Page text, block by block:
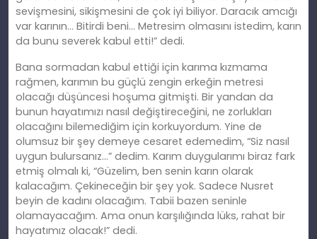
sevişmesini, sikişmesini de çok iyi biliyor. Daracık amcığı
var karının… Bitirdi beni… Metresim olmasını istedim, karın
da bunu severek kabul etti!” dedi.
Bana sormadan kabul ettiği için karıma kızmama
rağmen, karımın bu güçlü zengin erkeğin metresi
olacağı düşüncesi hoşuma gitmişti. Bir yandan da
bunun hayatımızı nasıl değiştireceğini, ne zorlukları
olacağını bilemediğim için korkuyordum. Yine de
olumsuz bir şey demeye cesaret edemedim, “Siz nasıl
uygun bulursanız…” dedim. Karım duygularımı biraz fark
etmiş olmalı ki, “Güzelim, ben senin karın olarak
kalacağım. Çekineceğin bir şey yok. Sadece Nusret
beyin de kadını olacağım. Tabii bazen seninle
olamayacağım. Ama onun karşılığında lüks, rahat bir
hayatımız olacak!” dedi.